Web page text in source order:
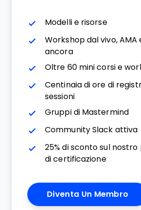
Modelli e risorse
Workshop dal vivo, AMA
ancora
Oltre 60 mini corsi e
Centinaia di ore di
sessioni
Gruppi di Mastermind
Community Slack attiva
25% di sconto sul
di certificazione
Diventa Un Membro